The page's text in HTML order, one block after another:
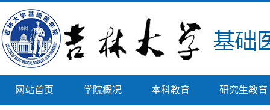
网站首页 学院概况 本科教育 研究生教育